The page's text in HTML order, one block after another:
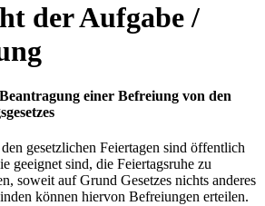
der Aufgabe /
einer Befreiung von den
gesetzlichen Feiertagen sind öffentlich
geeignet sind, die Feiertagsruhe zu
soweit auf Grund Gesetzes nichts anderes
können hiervon Befreiungen erteilen.